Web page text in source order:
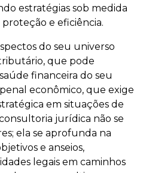
estratégias sob medida
e eficiência.
do seu universo
que pode
financeira do seu
econômico, que exige
em situações de
jurídica não se
ela se aprofunda na
e anseios,
legais em caminhos